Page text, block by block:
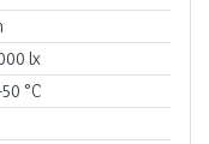
lx
°C